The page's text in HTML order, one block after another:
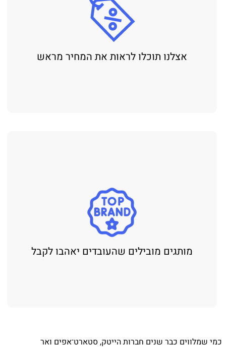
אצלנו תוכלו לראות את המחיר מראש
מותגים מובילים שהעובדים יאהבו לקבל
⁨ כמי שמלווים כבר שנים חברות הייטק, סטארט־אפים ואר